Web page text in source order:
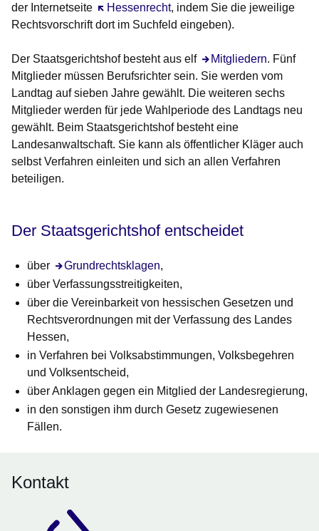
der Internetseite
Hessenrecht
Öffnet sich in einem neuen Fenster
, indem Sie die jeweilige
Rechtsvorschrift dort im Suchfeld eingeben).
Der Staatsgerichtshof besteht aus elf Mitgliedern. Fünf
Mitglieder müssen Berufsrichter sein. Sie werden vom
Landtag auf sieben Jahre gewählt. Die weiteren sechs
Mitglieder werden für jede Wahlperiode des Landtags neu
gewählt. Beim Staatsgerichtshof besteht eine
Landesanwaltschaft. Sie kann als öffentlicher Kläger auch
selbst Verfahren einleiten und sich an allen Verfahren
beteiligen.
Der Staatsgerichtshof entscheidet
über Grundrechtsklagen,
über Verfassungsstreitigkeiten,
über die Vereinbarkeit von hessischen Gesetzen und
Rechtsverordnungen mit der Verfassung des Landes
Hessen,
in Verfahren bei Volksabstimmungen, Volksbegehren
und Volksentscheid,
über Anklagen gegen ein Mitglied der Landesregierung,
in den sonstigen ihm durch Gesetz zugewiesenen
Fällen.
Kontakt